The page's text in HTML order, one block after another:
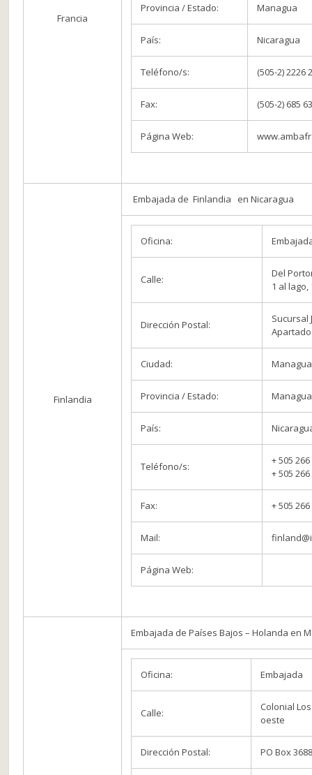
Francia
Provincia / Estado: Managua
País: Nicaragua
Teléfono/s: (505-2) 2226
Fax: (505-2) 685
Página Web:
Finlandia
Embajada de Finlandia en Nicaragua
Oficina:
Calle:
Del
1 al
Dirección Postal:
Sucursal
Ciudad: Managua
Provincia / Estado: Managua
País:
Teléfono/s:
+ 505
+ 505
Fax: + 505
Mail:
Página Web:
Embajada de Países Bajos – Holanda en
Oficina: Embajada
Calle:
Colonial
oeste
Dirección Postal: PO Box